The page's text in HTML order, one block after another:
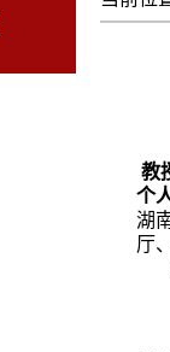
教
个
湖
厅